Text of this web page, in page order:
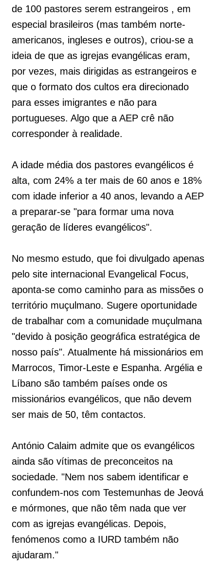
de 100 pastores serem estrangeiros , em
especial brasileiros (mas também norte-
americanos, ingleses e outros), criou-se a
ideia de que as igrejas evangélicas eram,
por vezes, mais dirigidas as estrangeiros e
que o formato dos cultos era direcionado
para esses imigrantes e não para
portugueses. Algo que a AEP crê não
corresponder à realidade.
A idade média dos pastores evangélicos é
alta, com 24% a ter mais de 60 anos e 18%
com idade inferior a 40 anos, levando a AEP
a preparar-se "para formar uma nova
geração de líderes evangélicos".
No mesmo estudo, que foi divulgado apenas
pelo site internacional Evangelical Focus,
aponta-se como caminho para as missões o
território muçulmano. Sugere oportunidade
de trabalhar com a comunidade muçulmana
"devido à posição geográfica estratégica de
nosso país". Atualmente há missionários em
Marrocos, Timor-Leste e Espanha. Argélia e
Líbano são também países onde os
missionários evangélicos, que não devem
ser mais de 50, têm contactos.
António Calaim admite que os evangélicos
ainda são vítimas de preconceitos na
sociedade. "Nem nos sabem identificar e
confundem-nos com Testemunhas de Jeová
e mórmones, que não têm nada que ver
com as igrejas evangélicas. Depois,
fenómenos como a IURD também não
ajudaram."